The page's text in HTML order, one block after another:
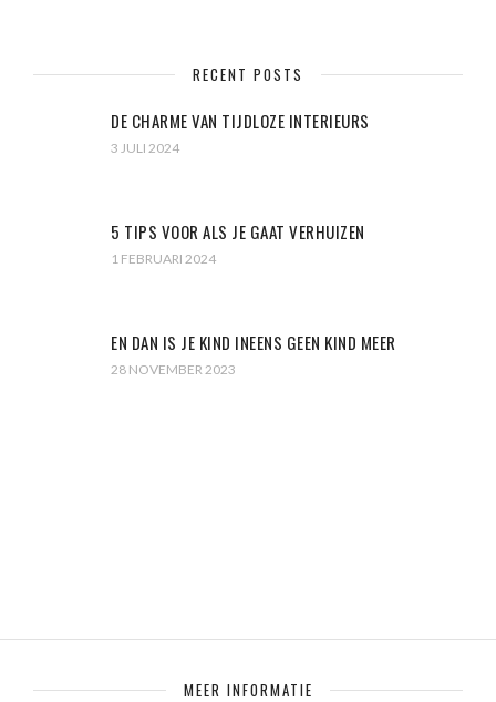
RECENT POSTS
DE CHARME VAN TIJDLOZE INTERIEURS
3 JULI 2024
5 TIPS VOOR ALS JE GAAT VERHUIZEN
1 FEBRUARI 2024
EN DAN IS JE KIND INEENS GEEN KIND MEER
28 NOVEMBER 2023
MEER INFORMATIE